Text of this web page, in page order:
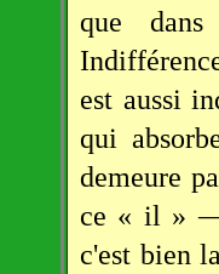
que
est aussi
qui
demeure
ce « il »
c'est bien